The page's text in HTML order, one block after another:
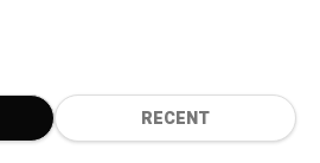
RECENT